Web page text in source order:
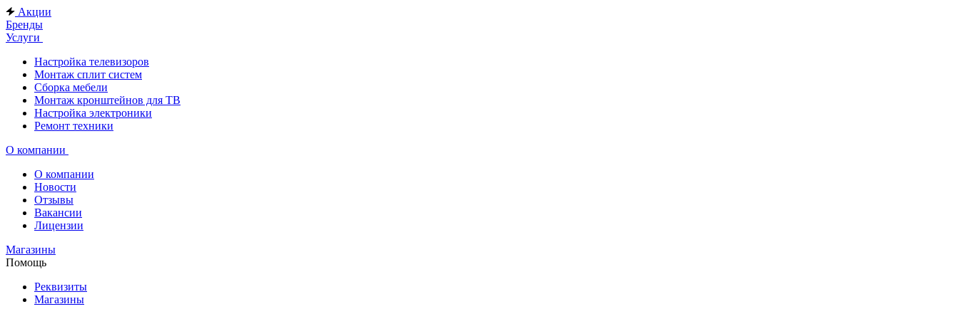
Акции
Бренды
Услуги
Настройка телевизоров
Монтаж сплит систем
Сборка мебели
Монтаж кронштейнов для ТВ
Настройка электроники
Ремонт техники
О компании
О компании
Новости
Отзывы
Вакансии
Лицензии
Магазины
Помощь
Реквизиты
Магазины